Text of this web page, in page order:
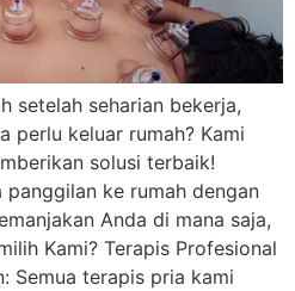
setelah seharian bekerja,
perlu keluar rumah? Kami
solusi terbaik!
ke rumah dengan
Anda di mana saja,
Kami? Terapis Profesional
Semua terapis pria kami